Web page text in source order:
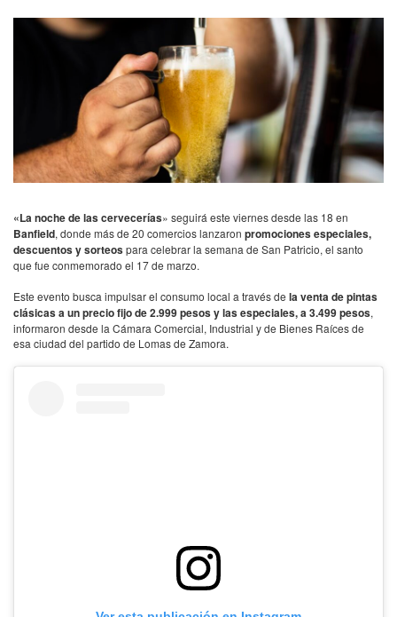
«La noche de las cervecerías» seguirá este viernes desde las 18 en
Banfield, donde más de 20 comercios lanzaron promociones especiales,
descuentos y sorteospara celebrar la semana de San Patricio, el santo
que fue conmemorado el 17 de marzo.
Este evento busca impulsar el consumo local a través de la venta de pintas
clásicas a un precio fijo de 2.999 pesos y las especiales, a 3.499 pesos,
informaron desde la Cámara Comercial, Industrial y de Bienes Raíces de
esa ciudad del partido de Lomas de Zamora.